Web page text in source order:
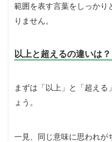
範囲を表す言葉をしっかり
りません。
以上と超えるの違いは？
まずは「以上」と「超え
ょう。
一見、同じ意味に思われが